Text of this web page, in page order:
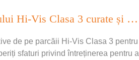
Păstrați benziile reflexive ale parcăului Hi-Vis Clasa 3 curate și neobstrucționate.
de pe parcăii Hi-Vis Clasa 3 pentru
sfaturi privind întreținerea pentru a